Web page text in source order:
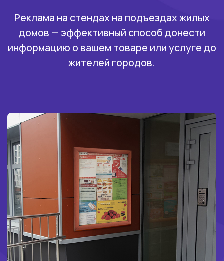
Реклама на стендах на подъездах жилых
домов — эффективный способ донести
информацию о вашем товаре или услуге до
жителей городов.